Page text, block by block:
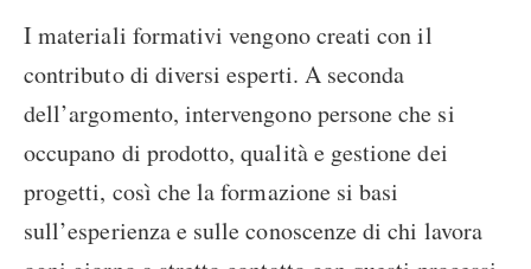
I materiali formativi vengono creati con il
contributo di diversi esperti. A seconda
dell’argomento, intervengono persone che si
occupano di prodotto, qualità e gestione dei
progetti, così che la formazione si basi
sull’esperienza e sulle conoscenze di chi lavora